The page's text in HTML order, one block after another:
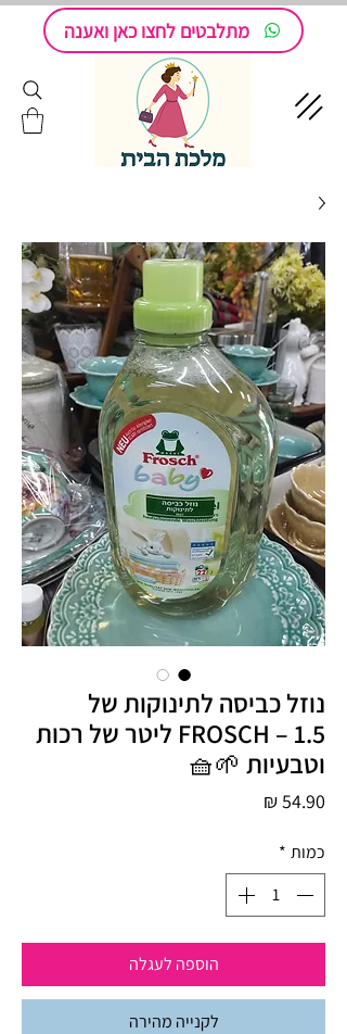
מתלבטים לחצו כאן ואענה
נוזל כביסה לתינוקות של
FROSCH – 1.5 ליטר של רכות
וטבעיות 🌱🧺
כמות *
הוספה לעגלה
לקנייה מהירה